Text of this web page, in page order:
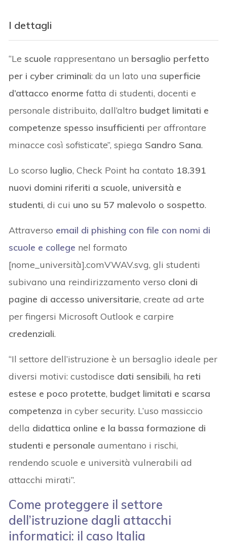
I dettagli
“Le scuole rappresentano un bersaglio perfetto
per i cyber criminali: da un lato una superficie
d’attacco enormefatta di studenti, docenti e
personale distribuito, dall’altro budget limitati e
competenze spesso insufficienti per affrontare
minacce così sofisticate”, spiega Sandro Sana.
Lo scorso luglio, Check Point ha contato 18.391
nuovi domini riferiti a scuole, università e
studenti, di cui uno su 57 malevolo o sospetto.
Attraverso email di phishing con file con nomi di
scuole e college nel formato
[nome_università].comVWAV.svg, gli studenti
subivano una reindirizzamento verso cloni di
pagine di accesso universitarie, create ad arte
per fingersi Microsoft Outlook e carpire
credenziali.
“Il settore dell’istruzione è un bersaglio ideale per
diversi motivi: custodisce dati sensibili, ha reti
estese e poco protette, budget limitati e scarsa
competenza in cyber security. L’uso massiccio
della didattica online e la bassa formazione di
studenti e personaleaumentano i rischi,
rendendo scuole e università vulnerabili ad
attacchi mirati”.
Come proteggere il settore
dell’istruzione dagli attacchi
informatici: il caso Italia